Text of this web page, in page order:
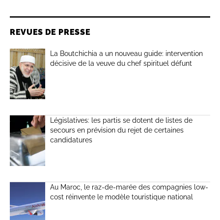
REVUES DE PRESSE
La Boutchichia a un nouveau guide: intervention
décisive de la veuve du chef spirituel défunt
Législatives: les partis se dotent de listes de
secours en prévision du rejet de certaines
candidatures
Au Maroc, le raz-de-marée des compagnies low-
cost réinvente le modèle touristique national